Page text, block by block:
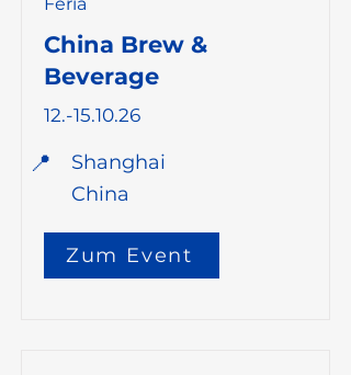
China Brew &
Beverage
12.-15.10.26
📍
Shanghai
China
Zum Event